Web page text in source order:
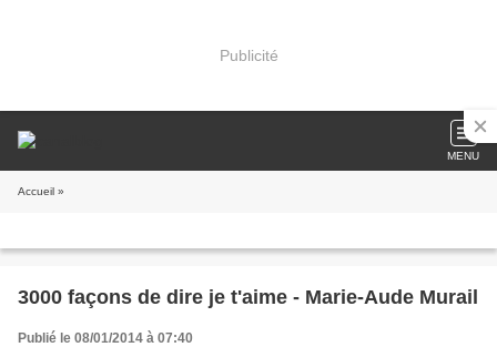
Publicité
MENU
Accueil »
3000 façons de dire je t'aime - Marie-Aude Murail
Publié le 08/01/2014 à 07:40